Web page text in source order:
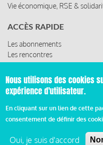
Vie économique, RSE &
ACCÈS RAPIDE
Les abonnements
Les rencontres
Les ressources
© 2019 Miroir
Mentions légales et
Nous utilisons des cookies
expérience d'utilisateur.
En cliquant sur un lien de cette
consentement de définir des
Oui, je suis d'accord